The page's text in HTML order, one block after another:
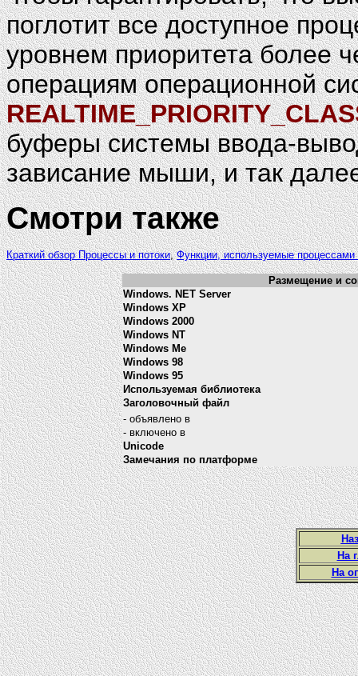
поглотит все доступное
уровнем приоритета более
операциям операционной
буферы системы ввода-
зависание мыши, и так
Смотри также
Краткий обзор Процессы и потоки,Функции, используемые процессами
Размещение и
Windows. NET Server
Windows XP
Windows 2000
Windows NT
Windows Me
Windows 98
Windows 95
Используемая библиотека
Заголовочный файл
- объявлено в
- включено в
Unicode
Замечания по платформе
На
На